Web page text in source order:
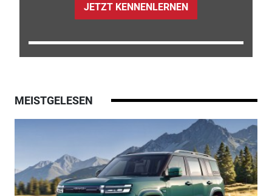
JETZT KENNENLERNEN
MEISTGELESEN